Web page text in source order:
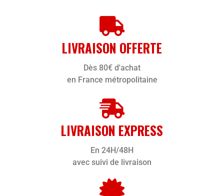
LIVRAISON OFFERTE
Dès 80€ d'achat
en France métropolitaine
LIVRAISON EXPRESS
En 24H/48H
avec suivi de livraison